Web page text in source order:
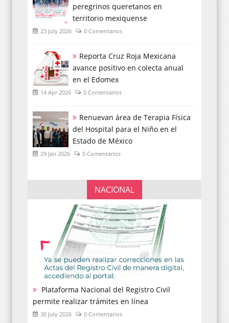
peregrinos queretanos en
territorio mexiquense
23 July 2026 0 Comentarios
Reporta Cruz Roja Mexicana
avance positivo en colecta anual
en el Edomex
14 Apr 2026 0 Comentarios
Renuevan área de Terapia Física
del Hospital para el Niño en el
Estado de México
29 Jan 2026 0 Comentarios
NACIONAL
Plataforma Nacional del Registro Civil
permite realizar trámites en línea
30 July 2026 0 Comentarios